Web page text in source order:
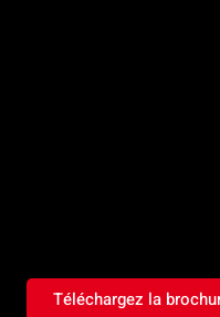
Téléchargez la